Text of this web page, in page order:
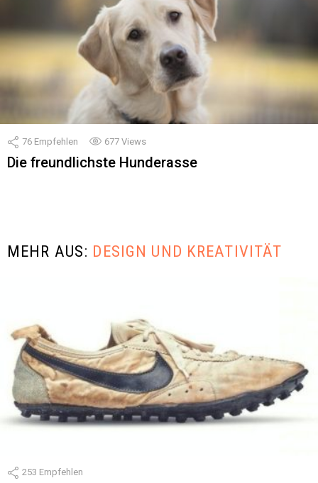
76 Empfehlen 677 Views
Die freundlichste Hunderasse
MEHR AUS: DESIGN UND KREATIVITÄT
253 Empfehlen